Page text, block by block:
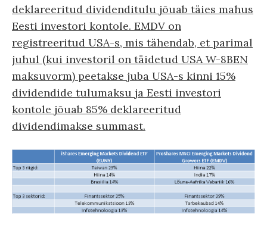
deklareeritud dividenditulu jõuab täies mahus
Eesti investori kontole. EMDV on
registreeritud USA-s, mis tähendab, et parimal
juhul (kui investoril on täidetud USA W-8BEN
maksuvorm) peetakse juba USA-s kinni 15%
dividendide tulumaksu ja Eesti investori
kontole jõuab 85% deklareeritud
dividendimakse summast.